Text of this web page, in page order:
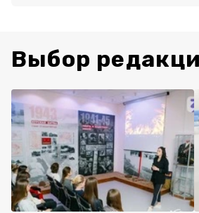
Выбор